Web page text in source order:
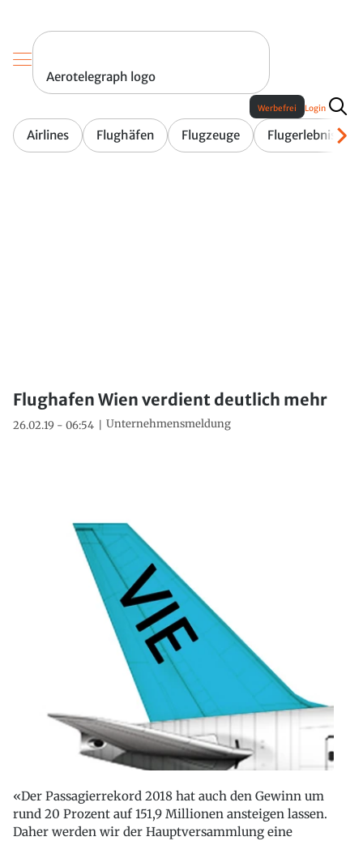
Aerotelegraph logo
Airlines Flughäfen Flugzeuge Flugerlebnis
Werbefrei Login
Flughafen Wien verdient deutlich mehr
26.02.19 - 06:54 Unternehmensmeldung
«Der Passagierrekord 2018 hat auch den Gewinn um
rund 20 Prozent auf 151,9 Millionen ansteigen lassen.
Daher werden wir der Hauptversammlung eine